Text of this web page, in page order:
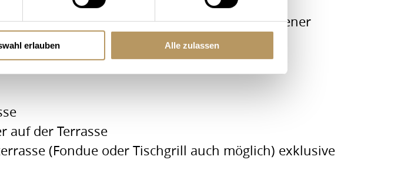
erlauben Alle zulassen
liebevoll eingerichteten Junior Suite mit eigener
auf der Terrasse
(Fondue oder Tischgrill auch möglich) exklusive